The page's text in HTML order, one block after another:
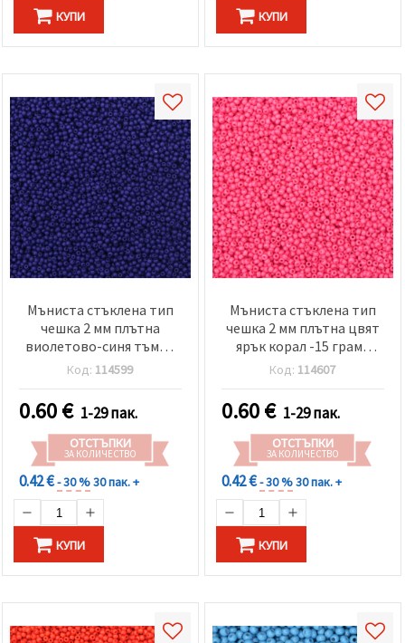
КУПИ КУПИ
Мъниста стъклена тип
чешка 2 мм плътна
виолетово-синя тъмна
-15 грама ~2050 броя
Код: 114599
0.60€ 1-29 пак.
ОТСТЪПКИ
ЗА КОЛИЧЕСТВО
0.42 €- 30 %30 пак. +
КУПИ
Мъниста стъклена тип
чешка 2 мм плътна цвят
ярък корал -15 грама
~2050 броя
Код: 114607
0.60€ 1-29 пак.
ОТСТЪПКИ
ЗА КОЛИЧЕСТВО
0.42 €- 30 %30 пак. +
КУПИ